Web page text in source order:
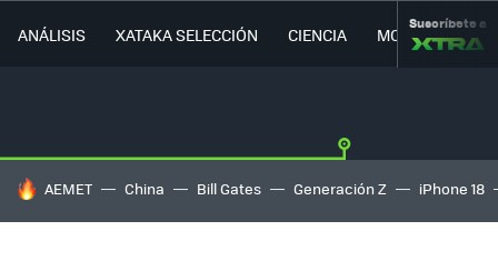
ANÁLISIS XATAKA SELECCIÓN CIENCIA MOVILIDAD
Suscríbete a
HOY SE HABLA DE
AEMET China Bill Gates Generación Z iPhone 18